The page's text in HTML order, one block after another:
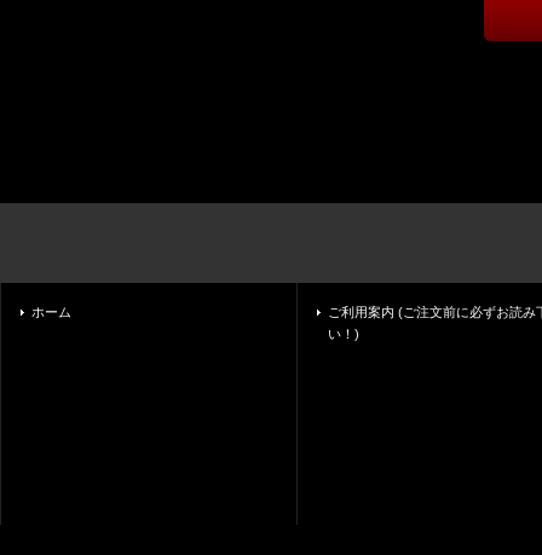
ホーム
ご利用案内 (ご注文前に必ずお読み
い！)